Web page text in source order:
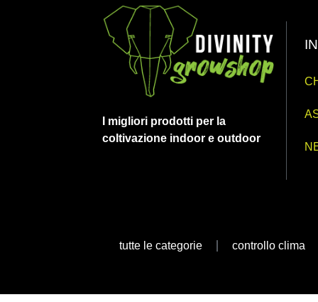
I migliori prodotti per la
coltivazione indoor e outdoor
tutte le categorie controllo clima